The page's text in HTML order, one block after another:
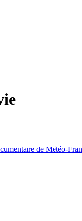
de Météo-